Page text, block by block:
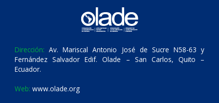
Dirección: Av. Mariscal Antonio José de Sucre N58-63 y
Fernández Salvador Edif. Olade – San Carlos, Quito –
Ecuador.
Web: www.olade.org